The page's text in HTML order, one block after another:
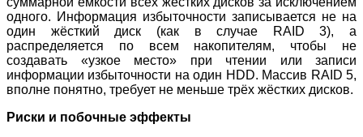
одного. Информация избыточности записывается не на
один жёсткий диск (как в случае RAID 3), а
распределяется по всем накопителям, чтобы не
создавать «узкое место» при чтении или записи
информации избыточности на один HDD. Массив RAID 5,
вполне понятно, требует не меньше трёх жёстких дисков.
Риски и побочные эффекты